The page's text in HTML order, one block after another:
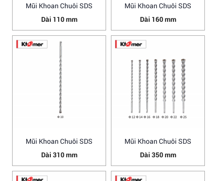
Mũi Khoan Chuôi SDS
Dài 110 mm
Mũi Khoan Chuôi SDS
Dài 160 mm
Mũi Khoan Chuôi SDS
Dài 310 mm
Mũi Khoan Chuôi SDS
Dài 350 mm